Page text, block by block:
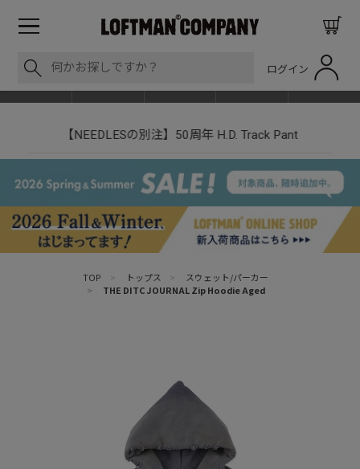
ログイン
【NEEDLESの別注】50周年 H.D. Track Pant
TOP > トップス >
スウェット/パーカー
>
THE DITC JOURNAL Zip Hoodie Aged